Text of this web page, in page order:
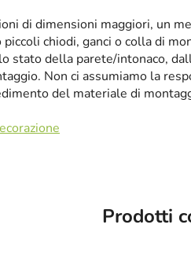
di dimensioni maggiori, un
chiodi, ganci o colla di
stato della parete/intonaco,
Non ci assumiamo la
del materiale di
Prodotti